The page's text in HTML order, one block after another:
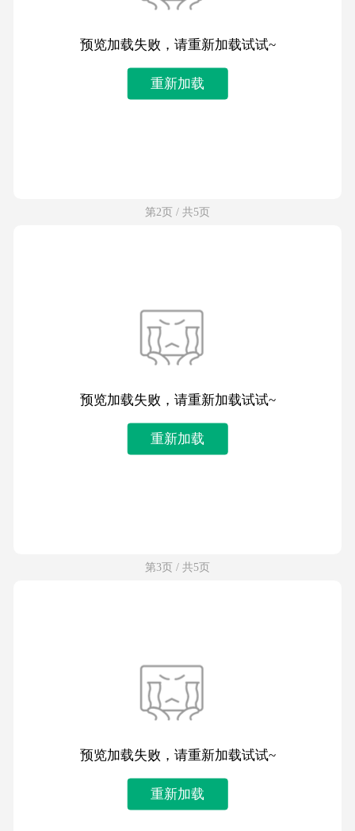
预览加载失败，请重新加载试试~
重新加载
第2页 / 共5页
预览加载失败，请重新加载试试~
重新加载
第3页 / 共5页
预览加载失败，请重新加载试试~
重新加载